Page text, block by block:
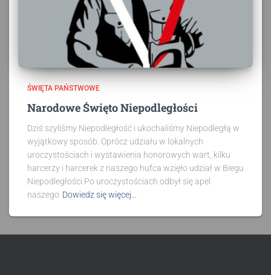
ŚWIĘTA PAŃSTWOWE
Narodowe Święto Niepodległości
Dziś szyliśmy Niepodległość i ukochaliśmy Niepodległą w
wyjątkowy sposób. Oprócz udziału w lokalnych
uroczystościach i wystawienia honorowych wart, kilku
harcerzy i harcerek z naszego hufca wzięło udział w Biegu
Niepodległości.Po uroczystościach odbył się apel
naszego Dowiedz się więcej…